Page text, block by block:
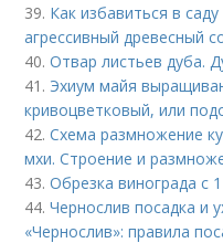
39. Как избавиться в
агрессивный древесный
40.Отвар листьев дуба.
41. Эхиум майя
кривоцветковый, или
42.Схема размножение
мхи. Строение и
43.Обрезка винограда с
44.Чернослив посадка и
«Чернослив»: правила